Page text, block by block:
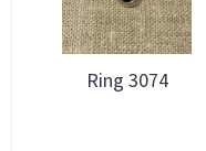
Ring 3074